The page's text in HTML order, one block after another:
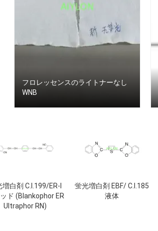
フロレッセンスのライトナーなし
WNB
増白剤 C.I.199/ER-I
ド (Blankophor ER
Ultraphor RN)
蛍光増白剤 EBF/ C.I.185
液体